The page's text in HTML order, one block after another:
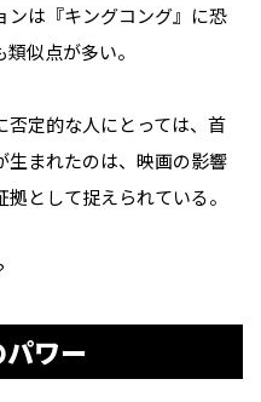
ンは『キングコング』に恐
似点が多い。
定的な人にとっては、首
生まれたのは、映画の影響
として捉えられている。
ワー